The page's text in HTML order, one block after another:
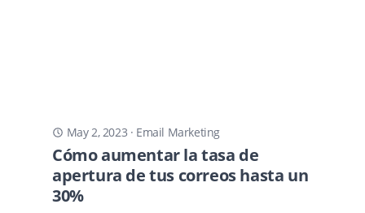
May 2, 2023 · Email Marketing
Cómo aumentar la tasa de
apertura de tus correos hasta un
30%